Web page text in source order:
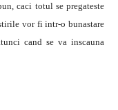
caci totul se pregateste
vor fi intr-o bunastare
cand se va inscauna